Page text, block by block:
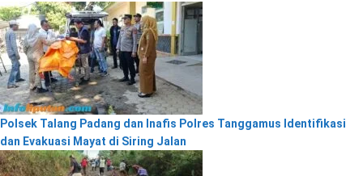
Polsek Talang Padang dan Inafis Polres Tanggamus Identifikasi
dan Evakuasi Mayat di Siring Jalan